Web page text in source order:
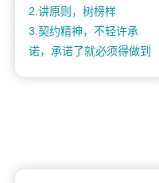
2.讲原则，树榜样
3.契约精神，不轻许承
诺，承诺了就必须得做到